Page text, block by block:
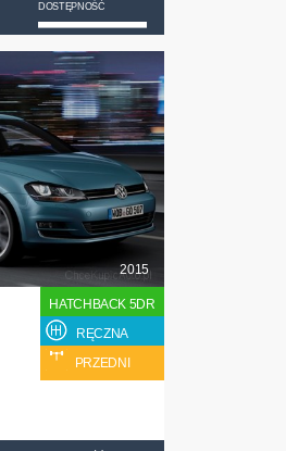
DOSTĘPNOŚĆ
2015
HATCHBACK 5DR
RĘCZNA
PRZEDNI